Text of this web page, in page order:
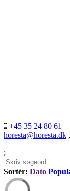
+45 35 24 80 61
horesta@horesta.dk
;
Sortér: Dato